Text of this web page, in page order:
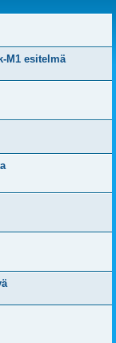
M1 esitelmä